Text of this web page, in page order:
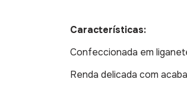
Características:
Confeccionada em
Renda delicada com